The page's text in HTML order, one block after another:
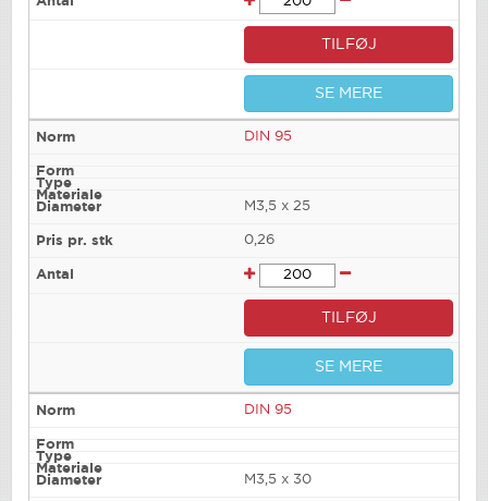
TILFØJ
SE MERE
DIN 95
M3,5 x 25
0,26
TILFØJ
SE MERE
DIN 95
M3,5 x 30